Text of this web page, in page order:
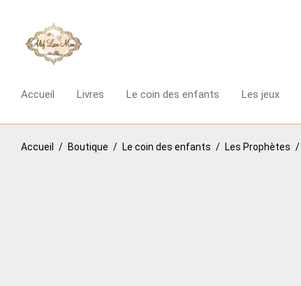
Accueil Livres Le coin des enfants Les jeux
Accueil / Boutique / Le coin des enfants / Les Prophètes /